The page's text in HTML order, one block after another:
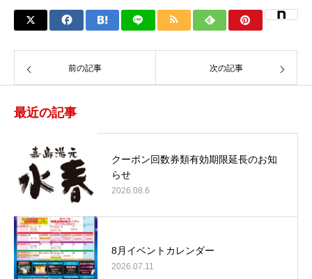
前の記事 次の記事
最近の記事
クーポン回数券類有効期限延長のお知
らせ
2026.08.6
8月イベントカレンダー
2026.07.11